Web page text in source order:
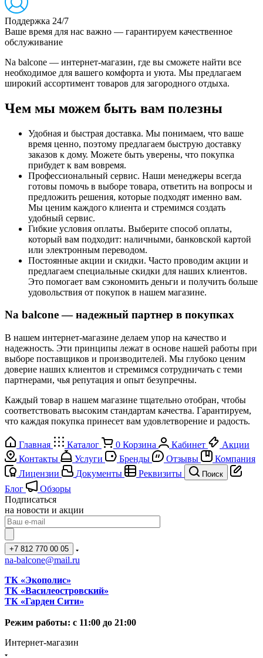
Поддержка 24/7
Ваше время для нас важно — гарантируем качественное
обслуживание
Na balcone — интернет-магазин, где вы сможете найти все
необходимое для вашего комфорта и уюта. Мы предлагаем
широкий ассортимент товаров для загородного отдыха.
Чем мы можем быть вам полезны
Удобная и быстрая доставка. Мы понимаем, что ваше
время ценно, поэтому предлагаем быструю доставку
заказов к дому. Можете быть уверены, что покупка
прибудет к вам вовремя.
Профессиональный сервис. Наши менеджеры всегда
готовы помочь в выборе товара, ответить на вопросы и
предложить решения, которые подходят именно вам.
Мы ценим каждого клиента и стремимся создать
удобный сервис.
Гибкие условия оплаты. Выберите способ оплаты,
который вам подходит: наличными, банковской картой
или электронным переводом.
Постоянные акции и скидки. Часто проводим акции и
предлагаем специальные скидки для наших клиентов.
Это помогает вам сэкономить деньги и получить больше
удовольствия от покупок в нашем магазине.
Na balcone — надежный партнер в покупках
В нашем интернет-магазине делаем упор на качество и
надежность. Эти принципы лежат в основе нашей работы при
выборе поставщиков и производителей. Мы глубоко ценим
доверие наших клиентов и стремимся сотрудничать с теми
партнерами, чья репутация и опыт безупречны.
Каждый товар в нашем магазине тщательно отобран, чтобы
соответствовать высоким стандартам качества. Гарантируем,
что каждая покупка принесет вам удовлетворение и радость.
Главная Каталог 0 Корзина Кабинет
Акции
Контакты
Услуги Бренды Отзывы
Компания
Лицензии
Документы Реквизиты Поиск
Блог
Обзоры
Подписаться
на новости и акции
+7 812 770 00 05
na-balcone@mail.ru
ТК «Экополис»
ТК «Василеостровский»
ТК «Гарден Сити»
Режим работы: с 11:00 до 21:00
Интернет-магазин